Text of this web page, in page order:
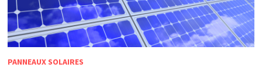
PANNEAUX SOLAIRES